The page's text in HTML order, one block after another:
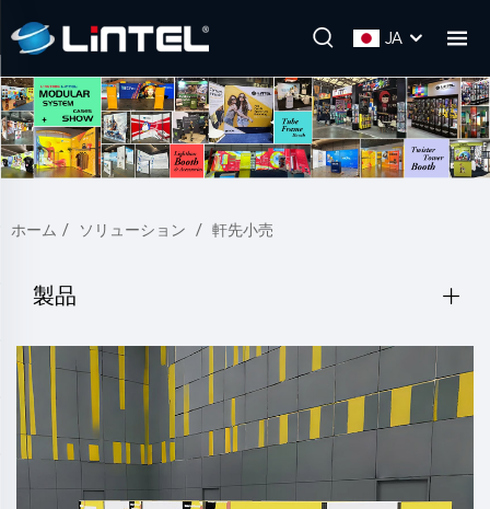
JA
ホーム / ソリューション / 軒先小売
製品